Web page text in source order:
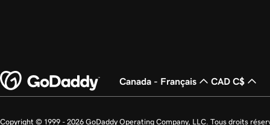
Canada - Français CAD C$
Copyright © 1999 - 2026 GoDaddy Operating Company, LLC. Tous droits